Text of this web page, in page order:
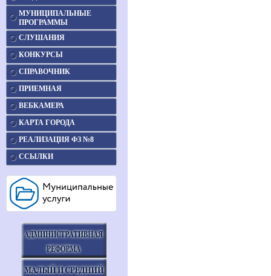
МУНИЦИПАЛЬНЫЕ
ПРОГРАММЫ
СЛУШАНИЯ
КОНКУРСЫ
СПРАВОЧНИК
ПРИЕМНАЯ
ВЕБКАМЕРА
КАРТА ГОРОДА
РЕАЛИЗАЦИЯ ФЗ №8
ССЫЛКИ